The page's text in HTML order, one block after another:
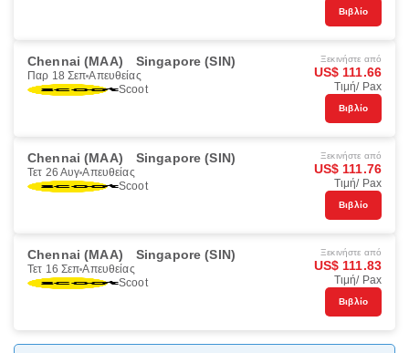
Βιβλίο
Chennai (MAA) Singapore (SIN)
Παρ 18 Σεπ Απευθείας
Scoot
Ξεκινήστε από
US$ 111.66
Τιμή/ Pax
Βιβλίο
Chennai (MAA) Singapore (SIN)
Τετ 26 Αυγ Απευθείας
Scoot
Ξεκινήστε από
US$ 111.76
Τιμή/ Pax
Βιβλίο
Chennai (MAA) Singapore (SIN)
Τετ 16 Σεπ Απευθείας
Scoot
Ξεκινήστε από
US$ 111.83
Τιμή/ Pax
Βιβλίο